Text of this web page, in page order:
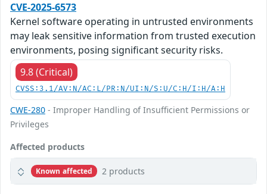
CVE-2025-6573
Kernel software operating in untrusted environments
may leak sensitive information from trusted execution
environments, posing significant security risks.
9.8 (Critical)
CVSS:3.1/AV:N/AC:L/PR:N/UI:N/S:U/C:H/I:H/A:H
CWE-280 - Improper Handling of Insufficient Permissions or
Privileges
Affected products
Known affected 2 products